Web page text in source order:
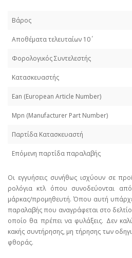
Βάρος
Απoθέματα τελευταίων 10΄
Φορολογικός Συντελεστής
Κατασκευαστής
Εan (European Article Number)
Mpn (Manufacturer Part Number)
Παρτίδα Κατασκευαστή
Επόμενη παρτίδα παραλαβής
Οι εγγυήσεις συνήθως ισχύουν σε
ρολόγια κτλ όπου συνοδεύονται
μάρκας/προμηθευτή. Όπου αυτή
παραλαβής που αναγράφεται στο
οποίο θα πρέπει να φυλάξεις. Δεν
κακής συντήρησης, μη τήρησης των
φθοράς.